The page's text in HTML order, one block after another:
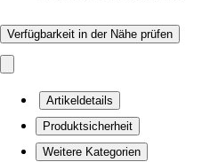
Verfügbarkeit in der Nähe prüfen
Artikeldetails
Produktsicherheit
Weitere Kategorien